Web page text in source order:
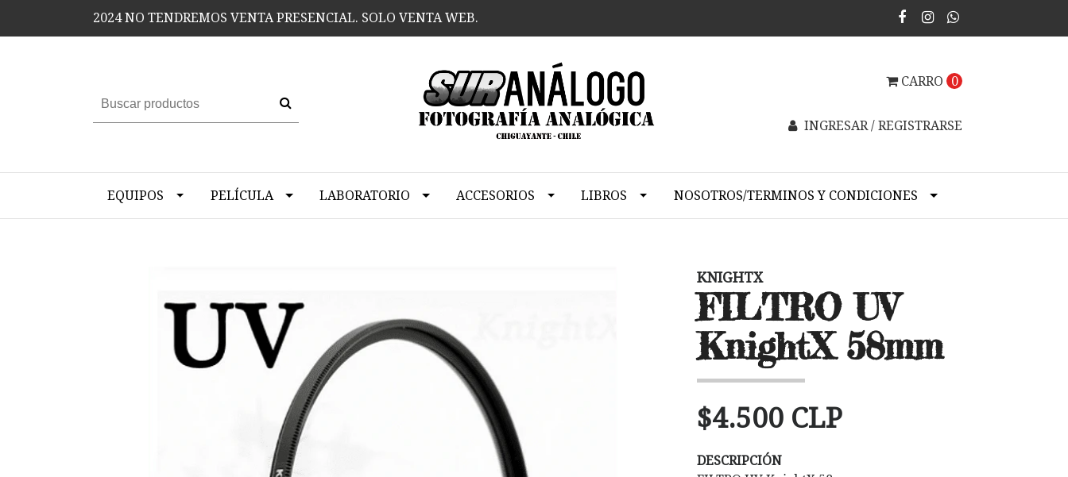
2024 NO TENDREMOS VENTA PRESENCIAL. SOLO VENTA WEB.
CARRO 0
INGRESAR / REGISTRARSE
EQUIPOS PELÍCULA LABORATORIO ACCESORIOS LIBROS NOSOTROS/TERMINOS Y CONDICIONES
KNIGHTX
FILTRO UV
KnightX 58mm
$4.500 CLP
DESCRIPCIÓN